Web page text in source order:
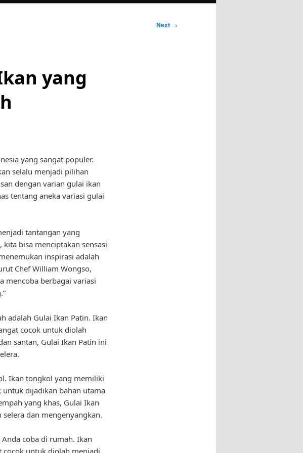
Next →
yang
yang sangat populer.
selalu menjadi pilihan
dengan varian gulai ikan
tentang aneka variasi gulai
tantangan yang
bisa menciptakan sensasi
inspirasi adalah
Chef William Wongso,
mencoba berbagai variasi
adalah Gulai Ikan Patin. Ikan
cocok untuk diolah
santan, Gulai Ikan Patin ini
Ikan tongkol yang memiliki
untuk dijadikan bahan utama
yang khas, Gulai Ikan
dan mengenyangkan.
coba di rumah. Ikan